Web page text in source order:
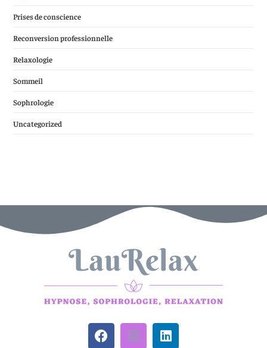
Prises de conscience
Reconversion professionnelle
Relaxologie
Sommeil
Sophrologie
Uncategorized